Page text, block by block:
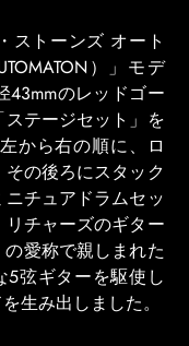
ストーンズ オート
）」モデ
43mmのレッドゴー
テージセット」を
から右の順に、ロ
の後ろにスタック
チュアドラムセッ
チャーズのギター
愛称で親しまれた
5弦ギターを駆使し
生み出しました。